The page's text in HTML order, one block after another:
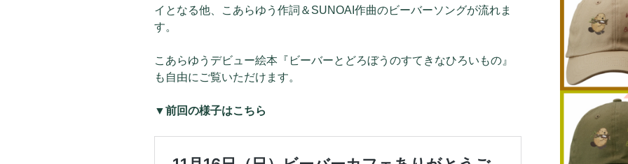
イとなる他、こあらゆう作詞＆SUNOAI作曲のビーバーソングが流れま
す。
こあらゆうデビュー絵本『ビーバーとどろぼうのすてきなひろいもの』
も自由にご覧いただけます。
▼前回の様子はこちら